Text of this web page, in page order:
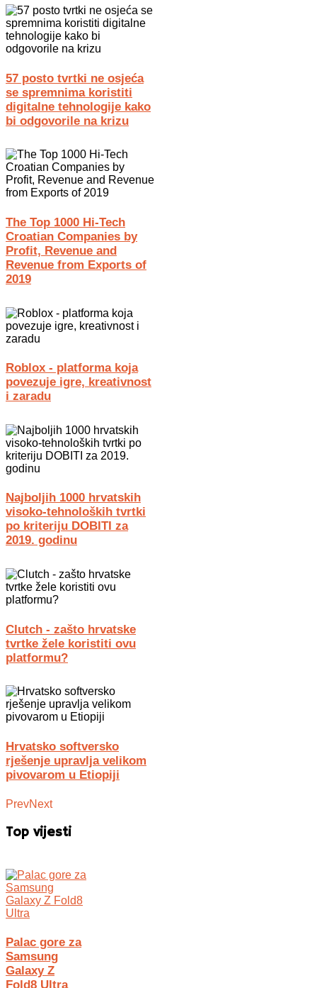
57 posto tvrtki ne osjeća
se spremnima koristiti
digitalne tehnologije kako
bi odgovorile na krizu
The Top 1000 Hi-Tech
Croatian Companies by
Profit, Revenue and
Revenue from Exports of
2019
Roblox - platforma koja
povezuje igre, kreativnost
i zaradu
Najboljih 1000 hrvatskih
visoko-tehnoloških tvrtki
po kriteriju DOBITI za
2019. godinu
Clutch - zašto hrvatske
tvrtke žele koristiti ovu
platformu?
Hrvatsko softversko
rješenje upravlja velikom
pivovarom u Etiopiji
PrevNext
Top vijesti
Palac gore za
Samsung
Galaxy Z
Fold8 Ultra